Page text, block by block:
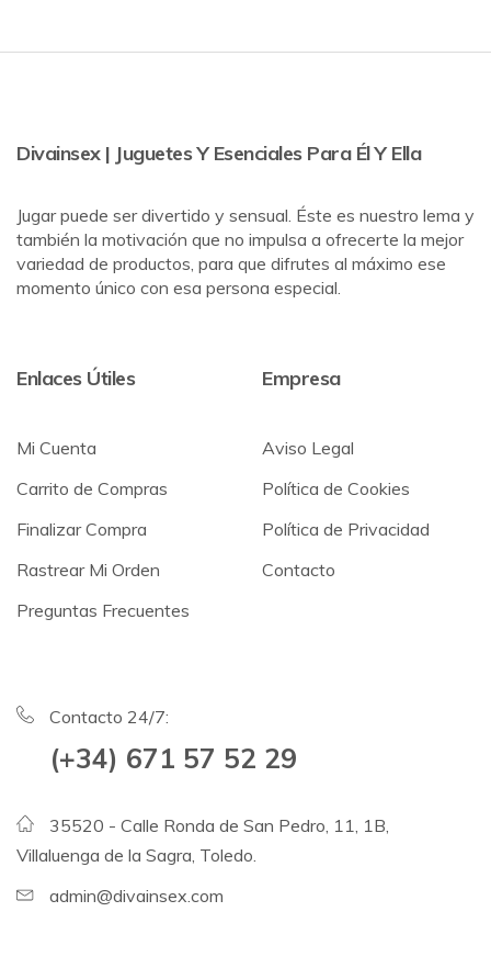
Divainsex | Juguetes Y Esenciales Para Él Y Ella
Jugar puede ser divertido y sensual. Éste es nuestro lema y
también la motivación que no impulsa a ofrecerte la mejor
variedad de productos, para que difrutes al máximo ese
momento único con esa persona especial.
Enlaces Útiles
Mi Cuenta
Carrito de Compras
Finalizar Compra
Rastrear Mi Orden
Preguntas Frecuentes
Empresa
Aviso Legal
Política de Cookies
Política de Privacidad
Contacto
Contacto 24/7:
(+34) 671 57 52 29
35520 - Calle Ronda de San Pedro, 11, 1B,
Villaluenga de la Sagra, Toledo.
admin@divainsex.com